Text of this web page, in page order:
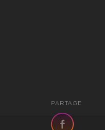
PARTAGE